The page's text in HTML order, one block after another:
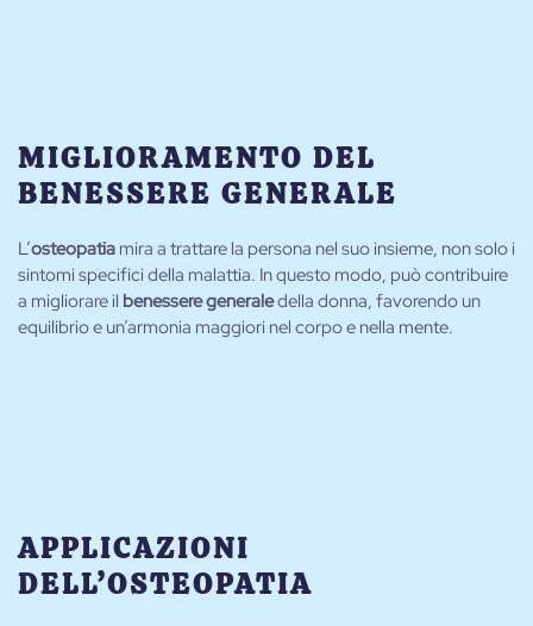
MIGLIORAMENTO DEL
BENESSERE GENERALE
L’osteopatia mira a trattare la persona nel suo insieme, non solo i
sintomi specifici della malattia. In questo modo, può contribuire
a migliorare il benessere generaledella donna, favorendo un
equilibrio e un’armonia maggiori nel corpo e nella mente.
APPLICAZIONI
DELL’OSTEOPATIA